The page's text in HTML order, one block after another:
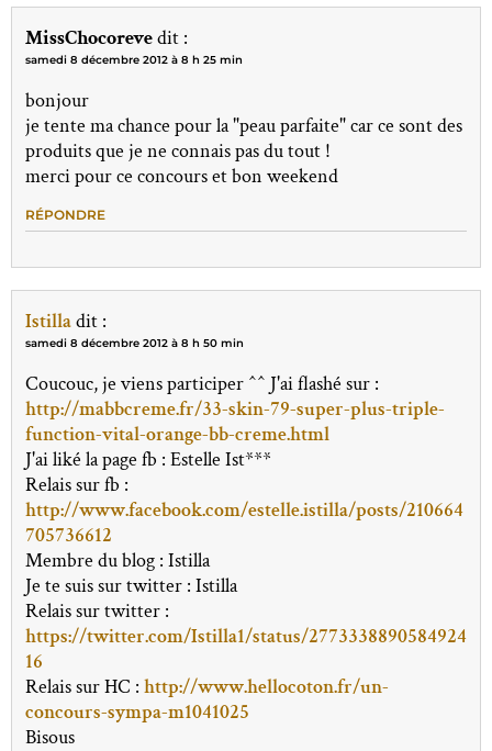
MissChocorevedit :
samedi 8 décembre 2012 à 8 h 25 min
bonjour
je tente ma chance pour la "peau parfaite" car ce sont des
produits que je ne connais pas du tout !
merci pour ce concours et bon weekend
RÉPONDRE
Istilladit :
samedi 8 décembre 2012 à 8 h 50 min
Coucouc, je viens participer ^^ J'ai flashé sur :
http://mabbcreme.fr/33-skin-79-super-plus-triple-
function-vital-orange-bb-creme.html
J'ai liké la page fb : Estelle Ist***
Relais sur fb :
http://www.facebook.com/estelle.istilla/posts/210664
705736612
Membre du blog : Istilla
Je te suis sur twitter : Istilla
Relais sur twitter :
https://twitter.com/Istilla1/status/2773338890584924
16
Relais sur HC : http://www.hellocoton.fr/un-
concours-sympa-m1041025
Bisous